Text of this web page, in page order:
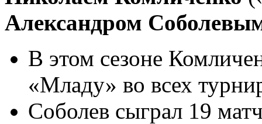
Александром
В этом сезоне
«Младу» во всех
Соболев сыграл 19